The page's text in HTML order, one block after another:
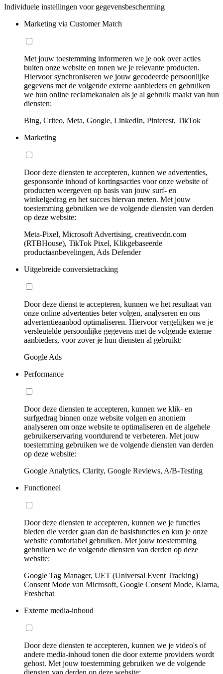
Individuele instellingen voor gegevensbescherming
Marketing via Customer Match
Met jouw toestemming informeren we je ook over acties
buiten onze website en tonen we je relevante producten.
Hiervoor synchroniseren we jouw gecodeerde persoonlijke
gegevens met de volgende externe aanbieders en gebruiken
we hun online reclamekanalen als je al gebruik maakt van hun
diensten:
Bing, Criteo, Meta, Google, LinkedIn, Pinterest, TikTok
Marketing
Door deze diensten te accepteren, kunnen we advertenties,
gesponsorde inhoud of kortingsacties voor onze website of
producten weergeven op basis van jouw surf- en
winkelgedrag en het succes hiervan meten. Met jouw
toestemming gebruiken we de volgende diensten van derden
op deze website:
Meta-Pixel, Microsoft Advertising, creativecdn.com
(RTBHouse), TikTok Pixel, Klikgebaseerde
productaanbevelingen, Ads Defender
Uitgebreide conversietracking
Door deze dienst te accepteren, kunnen we het resultaat van
onze online advertenties beter volgen, analyseren en ons
advertentieaanbod optimaliseren. Hiervoor vergelijken we je
versleutelde persoonlijke gegevens met de volgende externe
aanbieders, voor zover je hun diensten al gebruikt:
Google Ads
Performance
Door deze diensten te accepteren, kunnen we klik- en
surfgedrag binnen onze website volgen en anoniem
analyseren om onze website te optimaliseren en de algehele
gebruikerservaring voortdurend te verbeteren. Met jouw
toestemming gebruiken we de volgende diensten van derden
op deze website:
Google Analytics, Clarity, Google Reviews, A/B-Testing
Functioneel
Door deze diensten te accepteren, kunnen we je functies
bieden die verder gaan dan de basisfuncties en kun je onze
website comfortabel gebruiken. Met jouw toestemming
gebruiken we de volgende diensten van derden op deze
website:
Google Tag Manager, UET (Universal Event Tracking)
Consent Mode van Microsoft, Google Consent Mode, Klarna,
Freshchat
Externe media-inhoud
Door deze diensten te accepteren, kunnen we je video's of
andere media-inhoud tonen die door externe providers wordt
gehost. Met jouw toestemming gebruiken we de volgende
diensten van derden op deze website: